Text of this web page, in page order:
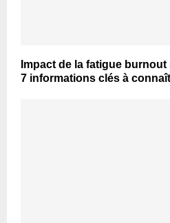
Impact de la fatigue
7 informations clés à